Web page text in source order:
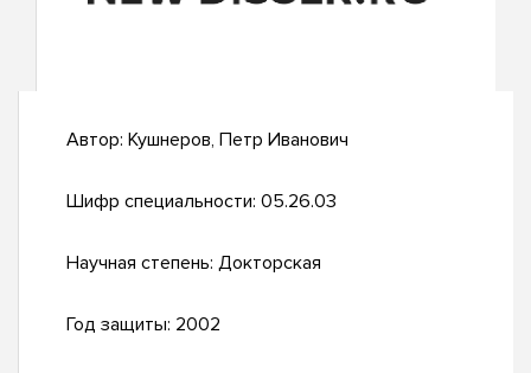
Автор: Кушнеров, Петр Иванович
Шифр специальности: 05.26.03
Научная степень: Докторская
Год защиты: 2002